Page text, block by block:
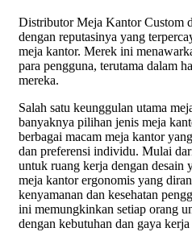
Distributor Meja Kantor Custom
dengan reputasinya yang
meja kantor. Merek ini
para pengguna, terutama dalam
mereka.
Salah satu keunggulan utama
banyaknya pilihan jenis meja
berbagai macam meja kantor
dan preferensi individu. Mulai
untuk ruang kerja dengan desain
meja kantor ergonomis yang
kenyamanan dan kesehatan
ini memungkinkan setiap orang
dengan kebutuhan dan gaya kerja